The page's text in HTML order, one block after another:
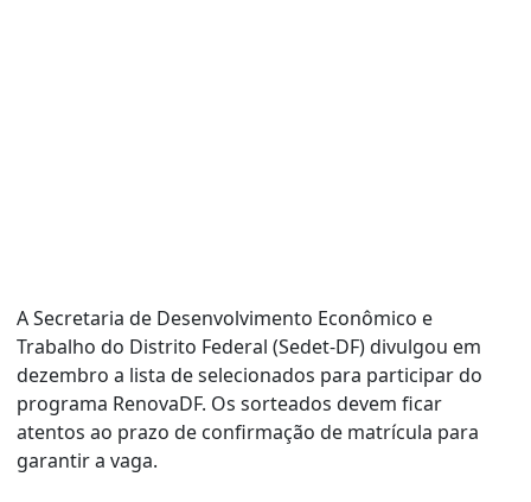
A Secretaria de Desenvolvimento Econômico e
Trabalho do Distrito Federal (Sedet-DF) divulgou em
dezembro a lista de selecionados para participar do
programa RenovaDF. Os sorteados devem ficar
atentos ao prazo de confirmação de matrícula para
garantir a vaga.